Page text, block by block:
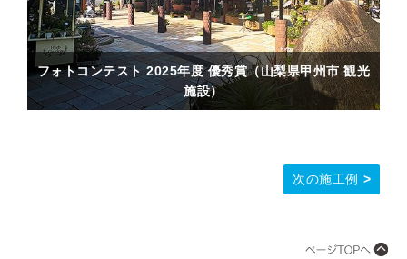
フォトコンテスト 2025年度 優秀賞（山梨県甲州市 観光
施設）
次の施工例